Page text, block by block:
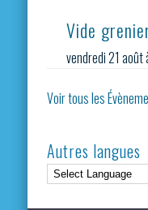
Vide
vendredi 21 août
Voir tous les
Autres langues